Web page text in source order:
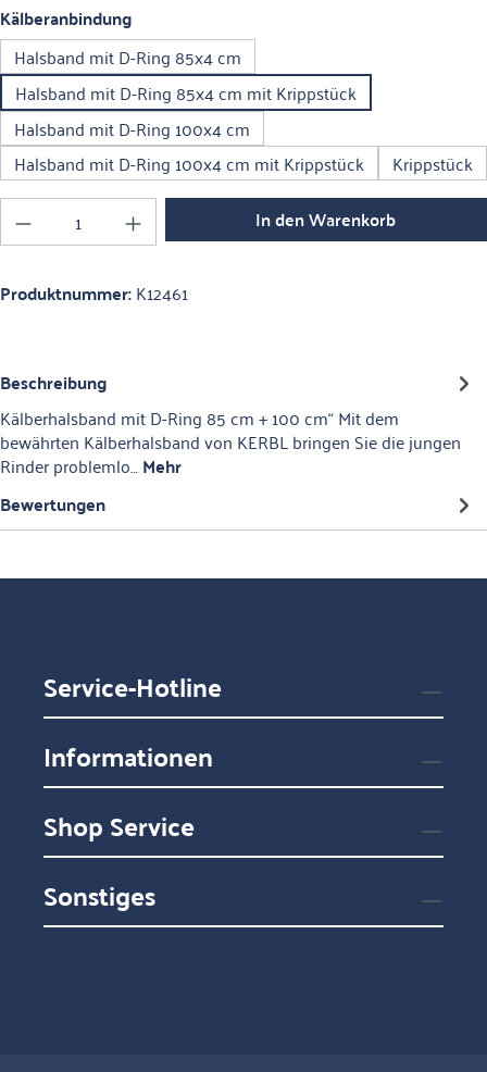
Kälberanbindungauswählen
Halsband mit D-Ring 85x4 cm
Halsband mit D-Ring 85x4 cm mit Krippstück
Halsband mit D-Ring 100x4 cm
Halsband mit D-Ring 100x4 cm mit Krippstück
Krippstück
Produkt Anzahl: Gib den gewünschten Wert
In den Warenkorb
Produktnummer:K12461
Beschreibung
Kälberhalsband mit D-Ring 85 cm + 100 cm“ Mit dem
bewährten Kälberhalsband von KERBL bringen Sie die jungen
Rinder problemlo…Mehr
Bewertungen
Service-Hotline
Informationen
Shop Service
Sonstiges